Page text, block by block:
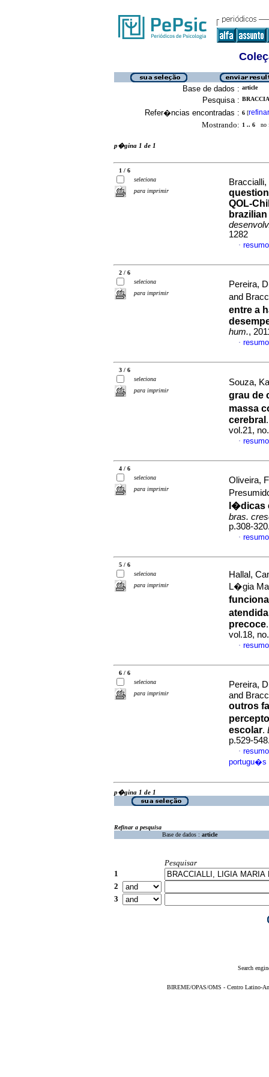
Base de dados : article
Pesquisa :
Refer�ncias encontradas : 6 [refinar
Mostrando: 1 .. 6 no
p�gina 1 de 1
1 / 6
seleciona
para imprimir
QOL-
1282
·
2 / 6
seleciona
para imprimir
Pereira,
and
entre a
hum.,
·
3 / 6
seleciona
para imprimir
Souza,
grau de
massa
cerebral
vol.21,
·
4 / 6
seleciona
para imprimir
Oliveira,
l�dicas
bras.
p.308-
·
5 / 6
seleciona
para imprimir
Hallal,
L�gia
precoce
vol.18,
·
6 / 6
seleciona
para imprimir
Pereira,
and
outros
escolar.
p.529-
·
portugu�s
p�gina 1 de 1
Refinar a pesquisa
Base de dados : article
Pesquisar
1
2
3
Search
BIREME/OPAS/OMS - Centro Latino-